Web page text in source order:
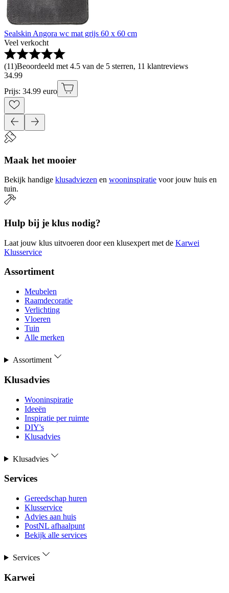
Sealskin Angora wc mat grijs 60 x 60 cm
Veel verkocht
(11)Beoordeeld met 4.5 van de 5 sterren, 11 klantreviews
34.99
Prijs: 34.99 euro
Maak het mooier
Bekijk handige klusadviezen en wooninspiratie voor jouw huis en
tuin.
Hulp bij je klus nodig?
Laat jouw klus uitvoeren door een klusexpert met de Karwei
Klusservice
Assortiment
Meubelen
Raamdecoratie
Verlichting
Vloeren
Tuin
Alle merken
Assortiment
Klusadvies
Wooninspiratie
Ideeën
Inspiratie per ruimte
DIY's
Klusadvies
Klusadvies
Services
Gereedschap huren
Klusservice
Advies aan huis
PostNL afhaalpunt
Bekijk alle services
Services
Karwei